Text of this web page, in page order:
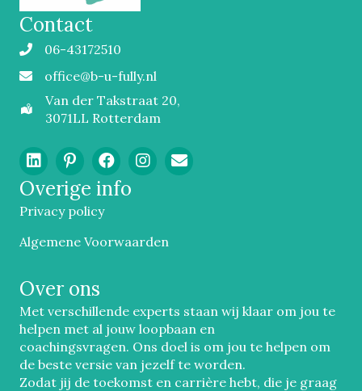
Contact
Mobiel06-43172510
Emailoffice@b-u-fully.nl
Van der Takstraat 20,
3071LL Rotterdam
Overige info
Privacy policy
Algemene Voorwaarden
Over ons
Met verschillende experts staan wij klaar om jou te
helpen met al jouw loopbaan en
coachingsvragen. Ons doel is om jou te helpen om
de beste versie van jezelf te worden.
Zodat jij de toekomst en carrière hebt, die je graag